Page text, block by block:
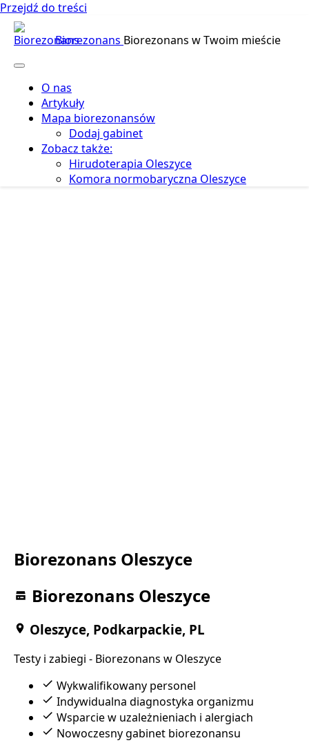
Przejdź do treści
Biorezonans Biorezonans w Twoim mieście
O nas
Artykuły
Mapa biorezonansów
Dodaj gabinet
Zobacz także:
Hirudoterapia Oleszyce
Komora normobaryczna Oleszyce
Biorezonans Oleszyce
Biorezonans Oleszyce
Oleszyce, Podkarpackie, PL
Testy i zabiegi - Biorezonans w Oleszyce
Wykwalifikowany personel
Indywidualna diagnostyka organizmu
Wsparcie w uzależnieniach i alergiach
Nowoczesny gabinet biorezonansu